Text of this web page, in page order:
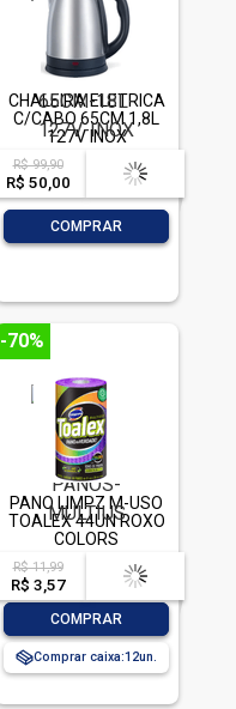
CHALEIRA ELETRICA
C/CABO 65CM 1,8L
127V INOX
R$ 99,90
R$ 50,00
acima de
-- --,--un.
COMPRAR
-70%
PANO LIMPZ M-USO
TOALEX 44UN ROXO
COLORS
R$ 11,99
R$ 3,57
acima de
-- --,--un.
COMPRAR
Comprar caixa:12